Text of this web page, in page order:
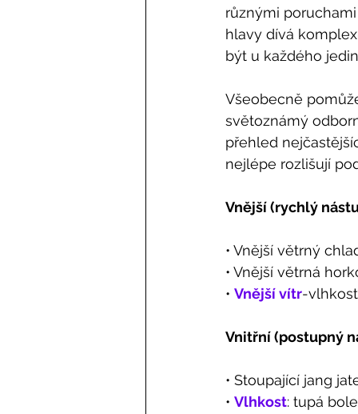
různými
hlavy dívá
být u každého
Všeobecně
světoznámý
přehled
nejlépe rozlišují
Vnější (rychlý
• Vnější větrný
• Vnější větrná
• Vnější vítr-
Vnitřní (postupný
• Stoupající jang
• Vlhkost: tupá